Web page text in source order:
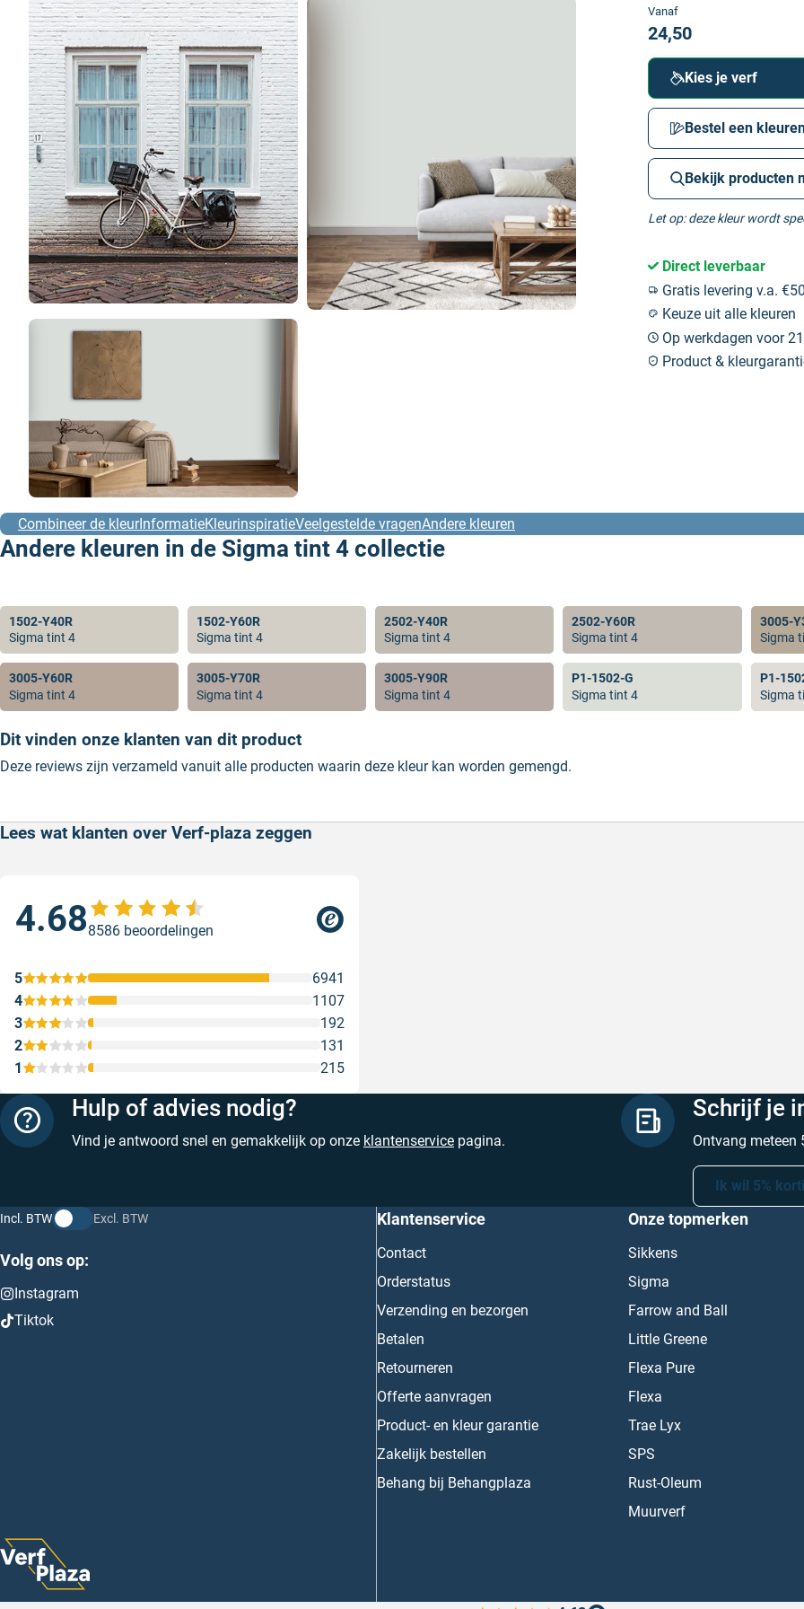
Vanaf
24,50
Kies je verf
Bestel een
Bekijk producten
Let op: deze kleur wordt
Direct leverbaar
Gratis levering v.a.
Keuze uit alle kleuren
Op werkdagen voor
Product &
Combineer de kleurInformatieKleurinspiratieVeelgestelde vragenAndere kleuren
Andere kleuren in de Sigma tint 4 collectie
1502-Y40R
Sigma tint 4
1502-Y60R
Sigma tint 4
2502-Y40R
Sigma tint 4
2502-Y60R
Sigma tint 4
3005-
Sigma
3005-Y60R
Sigma tint 4
3005-Y70R
Sigma tint 4
3005-Y90R
Sigma tint 4
P1-1502-G
Sigma tint 4
P1-
Sigma
Dit vinden onze klanten van dit product
Deze reviews zijn verzameld vanuit alle producten waarin deze kleur kan worden gemengd.
Lees wat klanten over Verf-plaza zeggen
4.688586 beoordelingen
1 215
2 131
3 192
4 1107
5 6941
Hulp of advies nodig?
Vind je antwoord snel en gemakkelijk op onze klantenservice pagina.
Schrijf je
Ontvang meteen
Ik wil 5%
Incl. BTW Excl. BTW
Volg ons op:
Instagram
Tiktok
Klantenservice
Contact
Orderstatus
Verzending en bezorgen
Betalen
Retourneren
Offerte aanvragen
Product- en kleur garantie
Zakelijk bestellen
Behang bij Behangplaza
Onze topmerken
Sikkens
Sigma
Farrow and Ball
Little Greene
Flexa Pure
Flexa
Trae Lyx
SPS
Rust-Oleum
Muurverf